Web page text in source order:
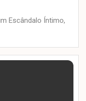
Escândalo Íntimo,